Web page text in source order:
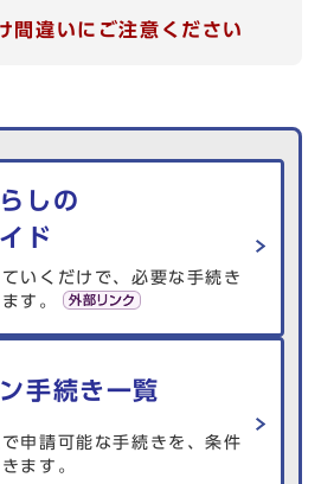
間違いにご注意ください
しの
ド
いくだけで、必要な手続き
す。
手続き一覧
申請可能な手続きを、条件
ます。